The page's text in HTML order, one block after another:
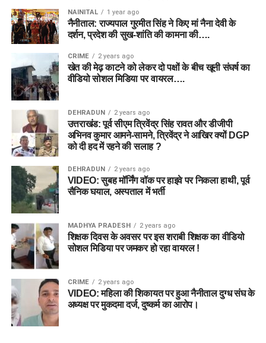
NAINITAL 1 year ago
नैनीताल: राज्यपाल गुरमीत सिंह ने किए मां नैना देवी के
दर्शन, प्रदेश की सुख-शांति की कामना की….
CRIME 2 years ago
खेत की मेढ़ काटने को लेकर दो पक्षों के बीच खूनी संघर्ष का
वीडियो सोशल मिडिया पर वायरल….
DEHRADUN 2 years ago
उत्तराखंड: पूर्व सीएम त्रिवेंद्र सिंह रावत और डीजीपी
अभिनव कुमार आमने-सामने, त्रिवेंद्र ने आखिर क्यों DGP
को दी हद में रहने की सलाह ?
DEHRADUN 2 years ago
VIDEO: सुबह मॉर्निंग वॉक पर हाइवे पर निकला हाथी, पूर्व
सैनिक घयाल, अस्पताल में भर्ती
MADHYA PRADESH 2 years ago
शिक्षक दिवस के अवसर पर इस शराबी शिक्षक का वीडियो
सोशल मिडिया पर जमकर हो रहा वायरल !
CRIME 2 years ago
VIDEO: महिला की शिकायत पर हुआ नैनीताल दुग्ध संघ के
अध्यक्ष पर मुकदमा दर्ज, दुष्कर्म का आरोप।